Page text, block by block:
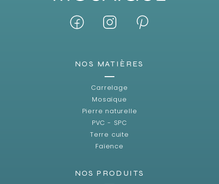
NOS MATIÈRES
Carrelage
Mosaïque
Pierre naturelle
PVC - SPC
Terre cuite
Faïence
NOS PRODUITS